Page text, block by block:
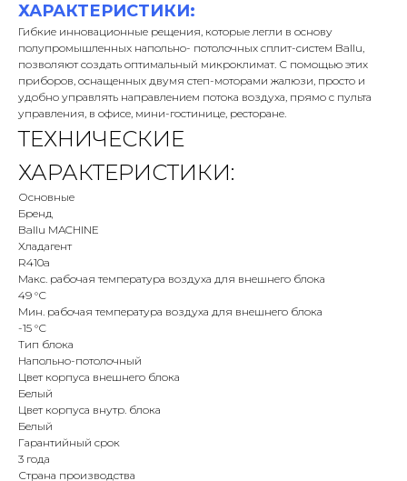
ХАРАКТЕРИСТИКИ:
Гибкие инновационные рещения, которые легли в основу
полупромышленных напольно- потолочных сплит-систем Ballu,
позволяют создать оптимальный микроклимат. С помощью этих
приборов, оснащенных двумя степ-моторами жалюзи, просто и
удобно управлять направлением потока воздуха, прямо с пульта
управления, в офисе, мини-гостинице, ресторане.
ТЕХНИЧЕСКИЕ
ХАРАКТЕРИСТИКИ:
Основные
Бренд
Ballu MACHINE
Хладагент
R410a
Макс. рабочая температура воздуха для внешнего блока
49 °С
Мин. рабочая температура воздуха для внешнего блока
-15 °С
Тип блока
Напольно-потолочный
Цвет корпуса внешнего блока
Белый
Цвет корпуса внутр. блока
Белый
Гарантийный срок
3 года
Страна производства